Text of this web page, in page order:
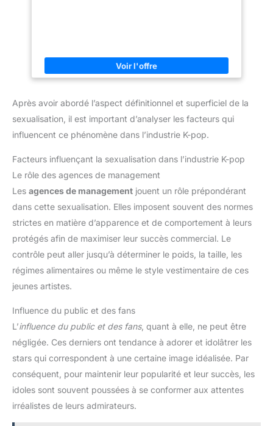
Après avoir abordé l’aspect définitionnel et superficiel de la
sexualisation, il est important d’analyser les facteurs qui
influencent ce phénomène dans l’industrie K-pop.
Facteurs influençant la sexualisation dans l’industrie K-pop
Le rôle des agences de management
Les agences de management jouent un rôle prépondérant
dans cette sexualisation. Elles imposent souvent des normes
strictes en matière d’apparence et de comportement à leurs
protégés afin de maximiser leur succès commercial. Le
contrôle peut aller jusqu’à déterminer le poids, la taille, les
régimes alimentaires ou même le style vestimentaire de ces
jeunes artistes.
Influence du public et des fans
L’influence du public et des fans, quant à elle, ne peut être
négligée. Ces derniers ont tendance à adorer et idolâtrer les
stars qui correspondent à une certaine image idéalisée. Par
conséquent, pour maintenir leur popularité et leur succès, les
idoles sont souvent poussées à se conformer aux attentes
irréalistes de leurs admirateurs.